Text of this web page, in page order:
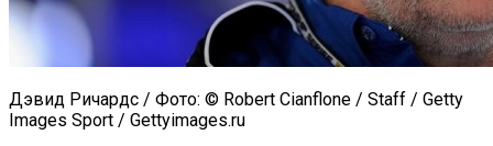
Дэвид Ричардс / Фото: © Robert Cianflone / Staff / Getty
Images Sport / Gettyimages.ru